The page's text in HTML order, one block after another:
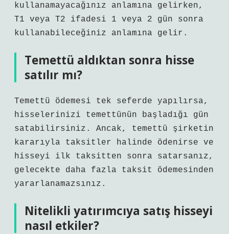
kullanamayacağınız anlamına gelirken,
T1 veya T2 ifadesi 1 veya 2 gün sonra
kullanabileceğiniz anlamına gelir.
Temettü aldıktan sonra hisse
satılır mı?
Temettü ödemesi tek seferde yapılırsa,
hisselerinizi temettünün başladığı gün
satabilirsiniz. Ancak, temettü şirketin
kararıyla taksitler halinde ödenirse ve
hisseyi ilk taksitten sonra satarsanız,
gelecekte daha fazla taksit ödemesinden
yararlanamazsınız.
Nitelikli yatırımcıya satış hisseyi
nasıl etkiler?